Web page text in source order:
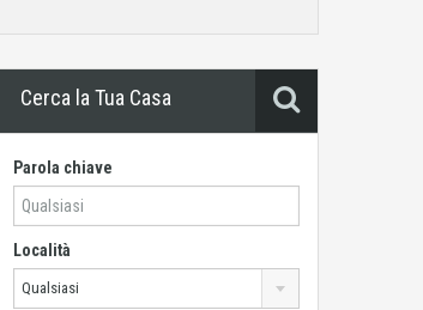
Cerca la Tua Casa
Parola chiave
Località
Qualsiasi